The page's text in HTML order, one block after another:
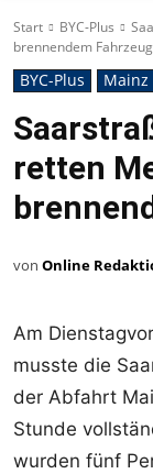
Start BYC-Plus
brennendem Fahrzeug
BYC-Plus Mainz
retten
von Online
Am
musste die
der Abfahrt
Stunde
wurden fünf